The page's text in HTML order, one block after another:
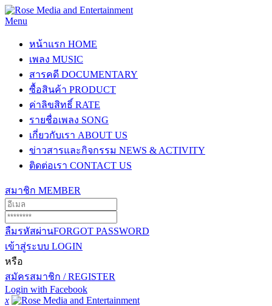
Menu
หน้าแรก HOME
เพลง MUSIC
สารคดี DOCUMENTARY
ซื้อสินค้า PRODUCT
ค่าลิขสิทธิ์ RATE
รายชื่อเพลง SONG
เกี่ยวกับเรา ABOUT US
ข่าวสารและกิจกรรม NEWS & ACTIVITY
ติดต่อเรา CONTACT US
สมาชิก MEMBER
ลืมรหัสผ่านFORGOT PASSWORD
เข้าสู่ระบบ LOGIN
หรือ
สมัครสมาชิก / REGISTER
Login with Facebook
x